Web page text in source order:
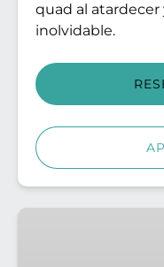
quad al atardecer
inolvidable.